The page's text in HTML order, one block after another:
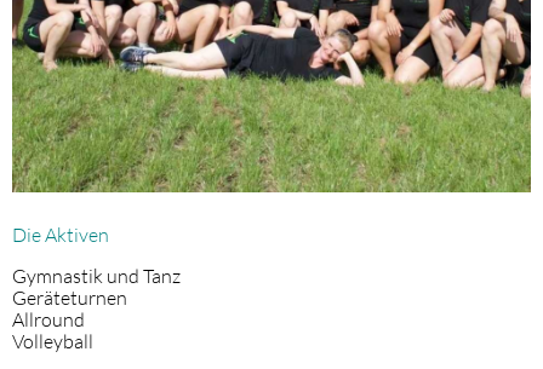
Die Aktiven
Gymnastik und Tanz
Geräteturnen
Allround
Volleyball